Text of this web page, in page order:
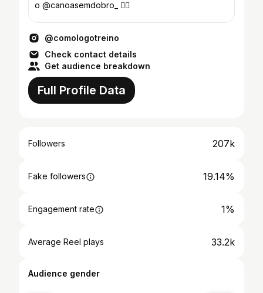
o @canoasemdobro_ 👇🏼
@comologotreino
Check contact details
Get audience breakdown
Full Profile Data
Followers 207k
Fake followers 19.14%
Engagement rate 1%
Average Reel plays 33.2k
Audience gender